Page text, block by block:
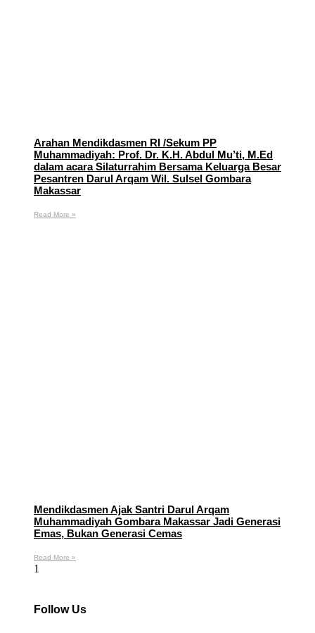
Arahan Mendikdasmen RI /Sekum PP
Muhammadiyah: Prof. Dr. K.H. Abdul Mu’ti, M.Ed
dalam acara Silaturrahim Bersama Keluarga Besar
Pesantren Darul Arqam Wil. Sulsel Gombara
Makassar
Read More »
Mendikdasmen Ajak Santri Darul Arqam
Muhammadiyah Gombara Makassar Jadi Generasi
Emas, Bukan Generasi Cemas
Read More »
Follow Us